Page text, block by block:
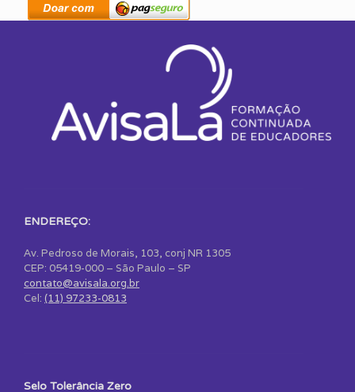
ENDEREÇO:
Av. Pedroso de Morais, 103, conj NR 1305
CEP: 05419-000 – São Paulo – SP
contato@avisala.org.br
Cel: (11) 97233-0813
Selo Tolerância Zero